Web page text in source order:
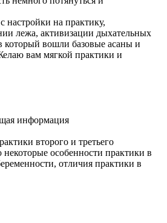
настройки на практику,
лежа, активизации дыхательных
который вошли базовые асаны и
вам мягкой практики и
информация
второго и третьего
особенности практики в
отличия практики в